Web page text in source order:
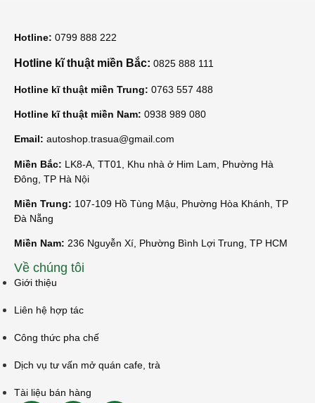
Hotline: 0799 888 222
Hotline kĩ thuật miền Bắc: 0825 888 111
Hotline kĩ thuật miền Trung: 0763 557 488
Hotline kĩ thuật miền Nam: 0938 989 080
Email: autoshop.trasua@gmail.com
Miền Bắc: LK8-A, TT01, Khu nhà ở Him Lam, Phường Hà
Đông, TP Hà Nội
Miền Trung: 107-109 Hồ Tùng Mậu, Phường Hòa Khánh, TP
Đà Nẵng
Miền Nam: 236 Nguyễn Xí, Phường Bình Lợi Trung, TP HCM
Về chúng tôi
Giới thiệu
Liên hệ hợp tác
Công thức pha chế
Dịch vụ tư vấn mở quán cafe, trà
Tài liệu bán hàng